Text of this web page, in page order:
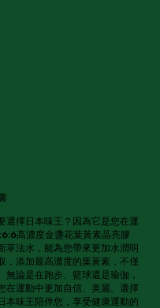
選擇日本味王？因為它是您在運
高濃度金盞花葉黃素晶亮膠
萃法水，能為您帶來更加水潤明
，添加最高濃度的葉黃素，不僅
論是在跑步、籃球還是瑜伽，
在運動中更加自信、美麗。選擇
本味王陪伴您，享受健康運動的